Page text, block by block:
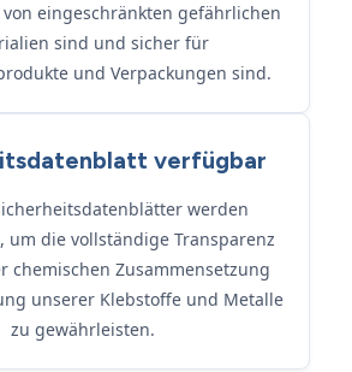
eingeschränkten gefährlichen
sind und sicher für
und Verpackungen sind.
verfügbar
werden
um die vollständige Transparenz
chemischen Zusammensetzung
unserer Klebstoffe und Metalle
zu gewährleisten.